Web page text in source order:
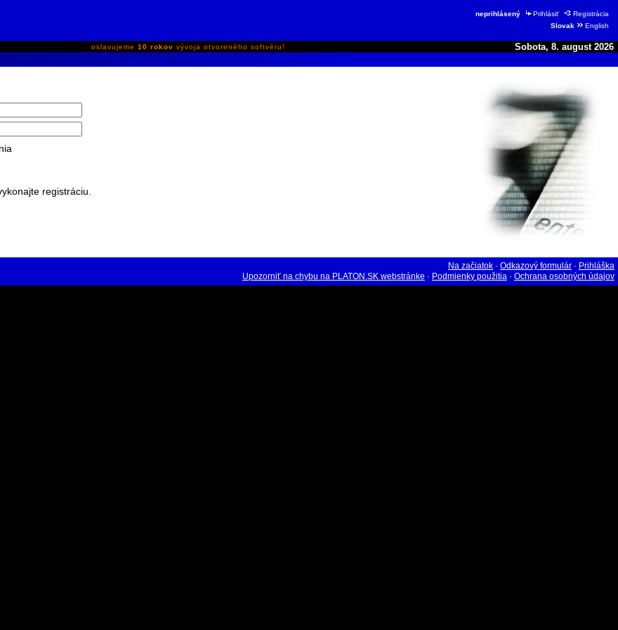
neprihlásený Prihlásiť
Registrácia
Slovak
English
oslavujeme 10 rokov vývoja otvoreného softvéru! Sobota, 8. august 2026
registráciu.
Na začiatok · Odkazový formulár · Prihláška
Upozorniť na chybu na PLATON.SK webstránke · Podmienky použitia · Ochrana osobných údajov